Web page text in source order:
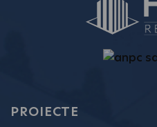
PROIECTE